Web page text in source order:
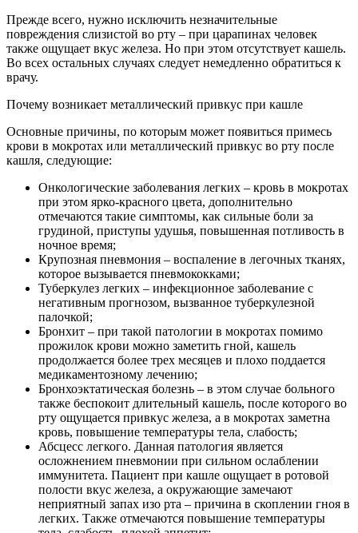
Прежде всего, нужно исключить незначительные
повреждения слизистой во рту – при царапинах человек
также ощущает вкус железа. Но при этом отсутствует кашель.
Во всех остальных случаях следует немедленно обратиться к
врачу.
Почему возникает металлический привкус при кашле
Основные причины, по которым может появиться примесь
крови в мокротах или металлический привкус во рту после
кашля, следующие:
Онкологические заболевания легких – кровь в мокротах
при этом ярко-красного цвета, дополнительно
отмечаются такие симптомы, как сильные боли за
грудиной, приступы удушья, повышенная потливость в
ночное время;
Крупозная пневмония – воспаление в легочных тканях,
которое вызывается пневмококками;
Туберкулез легких – инфекционное заболевание с
негативным прогнозом, вызванное туберкулезной
палочкой;
Бронхит – при такой патологии в мокротах помимо
прожилок крови можно заметить гной, кашель
продолжается более трех месяцев и плохо поддается
медикаментозному лечению;
Бронхоэктатическая болезнь – в этом случае больного
также беспокоит длительный кашель, после которого во
рту ощущается привкус железа, а в мокротах заметна
кровь, повышение температуры тела, слабость;
Абсцесс легкого. Данная патология является
осложнением пневмонии при сильном ослаблении
иммунитета. Пациент при кашле ощущает в ротовой
полости вкус железа, а окружающие замечают
неприятный запах изо рта – причина в скоплении гноя в
легких. Также отмечаются повышение температуры